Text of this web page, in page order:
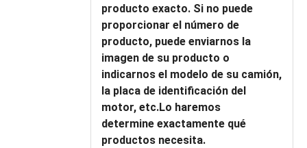
producto exacto. Si no puede
proporcionar el número de
producto, puede enviarnos la
imagen de su producto o
indicarnos el modelo de su camión,
la placa de identificación del
motor, etc.Lo haremos
determine exactamente qué
productos necesita.